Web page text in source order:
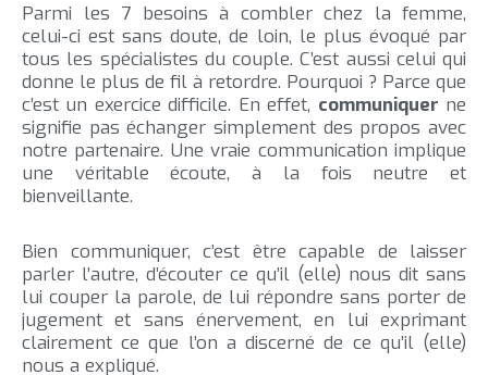
Parmi les 7 besoins à combler chez la femme,
celui-ci est sans doute, de loin, le plus évoqué par
tous les spécialistes du couple. C’est aussi celui qui
donne le plus de fil à retordre. Pourquoi ? Parce que
c’est un exercice difficile. En effet, communiquer ne
signifie pas échanger simplement des propos avec
notre partenaire. Une vraie communication implique
une véritable écoute, à la fois neutre et
bienveillante.
Bien communiquer, c’est être capable de laisser
parler l’autre, d’écouter ce qu’il (elle) nous dit sans
lui couper la parole, de lui répondre sans porter de
jugement et sans énervement, en lui exprimant
clairement ce que l’on a discerné de ce qu’il (elle)
nous a expliqué.